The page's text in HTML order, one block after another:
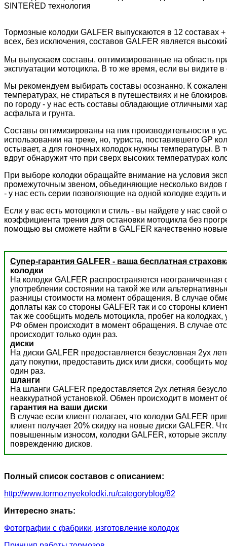
SINTERED технология
Тормозные колодки GALFER выпускаются в 12 составах
всех, без исключения, составов GALFER является
Мы выпускаем составы, оптимизированные на область
эксплуатации мотоцикла. В то же время, если вы видите
Мы рекомендуем выбирать составы осознанно. К
температурах, не стираться в путешествиях и не
по городу - у нас есть составы обладающие отличными
асфальта и грунта.
Составы оптимизированы на пик производительности в
использовании на треке, но, туриста, поставившего GP
остывает, а для гоночных колодок нужны температуры. В
вдруг обнаружит что при сверх высоких температурах
При выборе колодки обращайте внимание на условия
промежуточным звеном, объединяющие несколько видов
- у нас есть серии позволяющие на одной колодке ездить
Если у вас есть мотоцикл и стиль - вы найдете у нас
коэффициента трения для остановки мотоцикла без
помощью вы сможете найти в GALFER качественно
Супер-гарантия GALFER - ваша бесплатная
колодки
На колодки GALFER распространяется
употреблении состоянии на такой же или
разницы стоимости на момент обращения. В случае
доплаты как со стороны GALFER так и со стороны
так же сообщить модель мотоцикла, пробег на
РФ обмен происходит в момент обращения. В случае
происходит только один раз.
диски
На диски GALFER предоставляется безусловная 2ух
дату покупки, предоставить диск или диски, сообщить
один раз.
шланги
На шланги GALFER предоставляется 2ух летняя
неаккуратной установкой. Обмен происходит в момент
гарантия на ваши диски
В случае если клиент полагает, что колодки GALFER
клиент получает 20% скидку на новые диски GALFER.
повышенным износом, колодки GALFER, которые
повреждению дисков.
Полный список составов с описанием:
http://www.tormoznyekolodki.ru/categoryblog/82
Интересно знать:
Фотографии с фабрики, изготовление колодок